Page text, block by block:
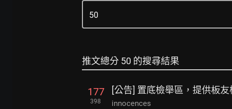
推文總分 50 的搜尋結果
177
398
[公告] 置底檢舉區，提供板友
innocences